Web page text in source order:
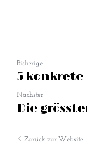
Bisherige
5 konkrete
Nächster
Die
Zurück zur Website